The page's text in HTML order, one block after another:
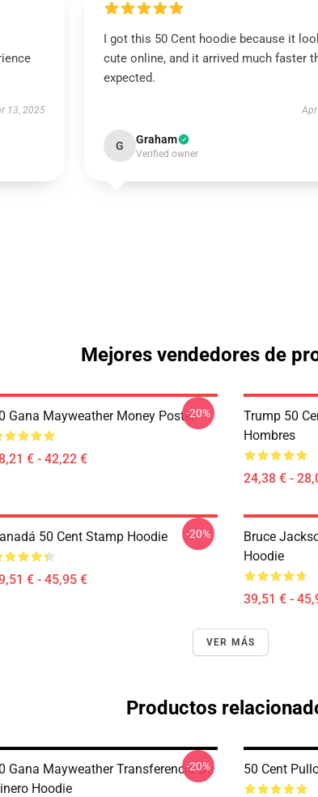
13, 2025
I got this 50 Cent hoodie because it
cute online, and it arrived much faster
expected.
G Graham
Verified owner
Mejores vendedores de
Gana Mayweather Money Poster
€ - 42,22 €
-20%
Trump 50
Hombres
24,38 € -
50 Cent Stamp Hoodie
€ - 45,95 €
-20%
Bruce
Hoodie
39,51 € -
VER MÁS
Productos
Gana Mayweather Transferencia De
Hoodie
-20% 50 Cent